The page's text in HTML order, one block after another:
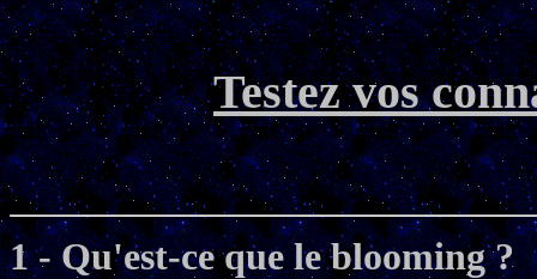
Testez vos
1 - Qu'est-ce que le blooming ?